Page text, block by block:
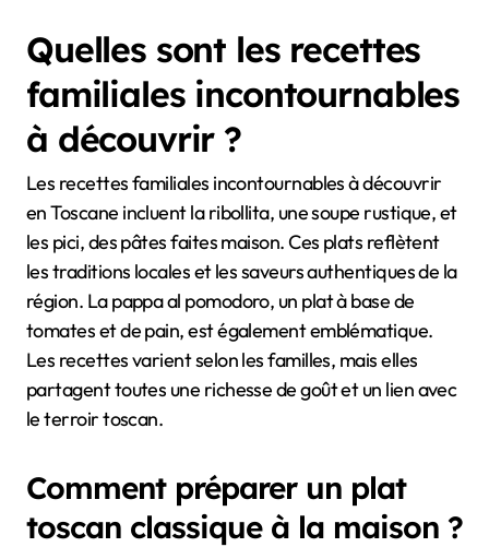
Quelles sont les recettes
familiales incontournables
à découvrir ?
Les recettes familiales incontournables à découvrir
en Toscane incluent la ribollita, une soupe rustique, et
les pici, des pâtes faites maison. Ces plats reflètent
les traditions locales et les saveurs authentiques de la
région. La pappa al pomodoro, un plat à base de
tomates et de pain, est également emblématique.
Les recettes varient selon les familles, mais elles
partagent toutes une richesse de goût et un lien avec
le terroir toscan.
Comment préparer un plat
toscan classique à la maison ?